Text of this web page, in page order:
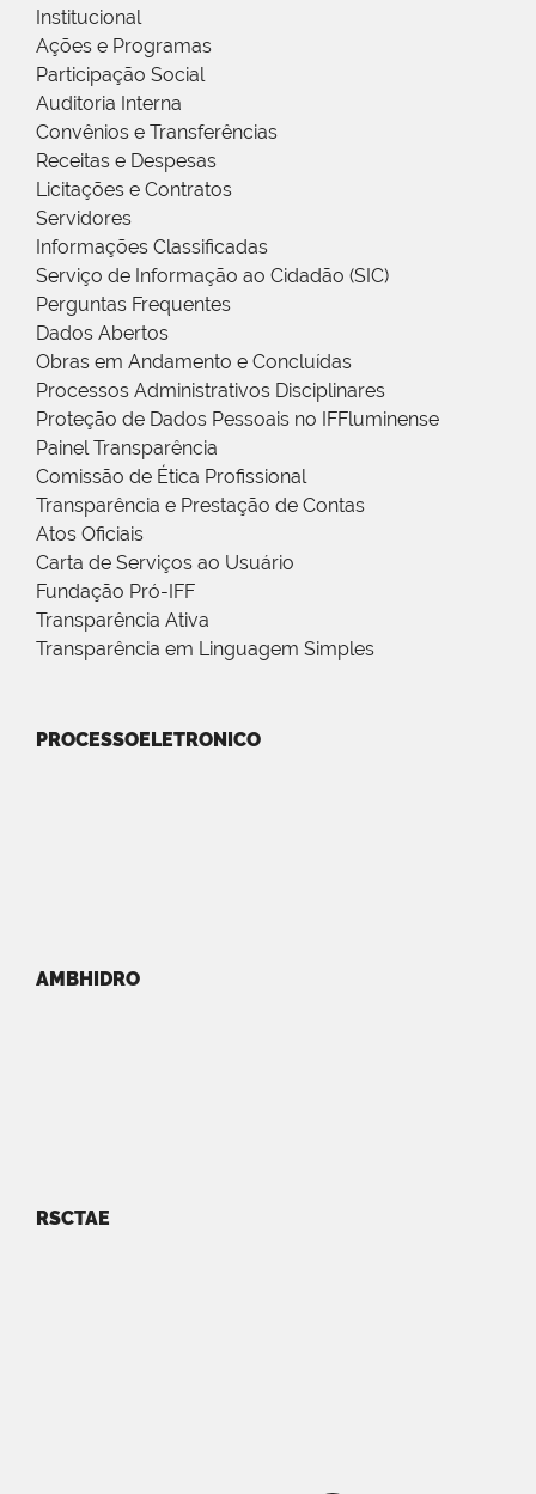
Institucional
Ações e Programas
Participação Social
Auditoria Interna
Convênios e Transferências
Receitas e Despesas
Licitações e Contratos
Servidores
Informações Classificadas
Serviço de Informação ao Cidadão (SIC)
Perguntas Frequentes
Dados Abertos
Obras em Andamento e Concluídas
Processos Administrativos Disciplinares
Proteção de Dados Pessoais no IFFluminense
Painel Transparência
Comissão de Ética Profissional
Transparência e Prestação de Contas
Atos Oficiais
Carta de Serviços ao Usuário
Fundação Pró-IFF
Transparência Ativa
Transparência em Linguagem Simples
PROCESSOELETRONICO
AMBHIDRO
RSCTAE